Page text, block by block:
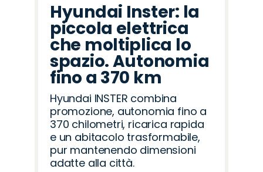
Hyundai Inster: la
piccola elettrica
che moltiplica lo
spazio. Autonomia
fino a 370 km
Hyundai INSTER combina
promozione, autonomia fino a
370 chilometri, ricarica rapida
e un abitacolo trasformabile,
pur mantenendo dimensioni
adatte alla città.